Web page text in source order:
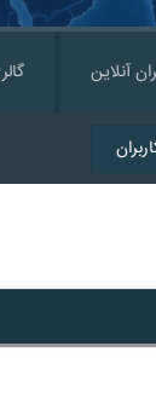
آنلاین